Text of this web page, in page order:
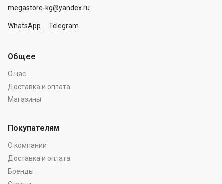
megastore-kg@yandex.ru
WhatsApp Telegram
Общее
О нас
Доставка и оплата
Магазины
Покупателям
О компании
Доставка и оплата
Бренды